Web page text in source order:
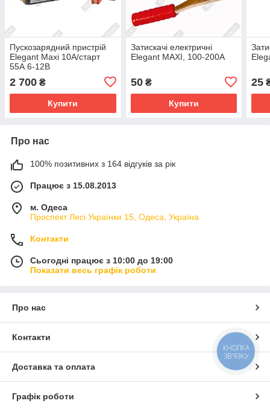
Пускозарядний пристрій
Elegant Maxi 10А/старт
55А 6-12В
2 700 ₴
Купити
Затискачі електричні
Elegant MAXI, 100-200А
50₴
Купити
25
Про нас
100% позитивних з 164 відгуків за рік
Працює з 15.08.2013
м. Одеса
Проспект Лесі Українки 15, Одеса, Україна
Контакти
Сьогодні працює з 10:00 до 19:00
Показати весь графік роботи
Про нас
Контакти
Доставка та оплата
Графік роботи
КНОПКА
ЗВ'ЯЗКУ